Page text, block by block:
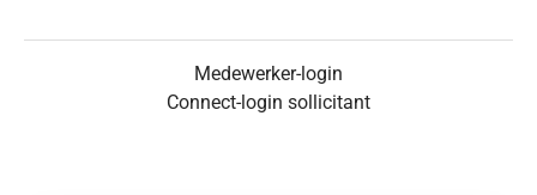
Medewerker-login
Connect-login sollicitant